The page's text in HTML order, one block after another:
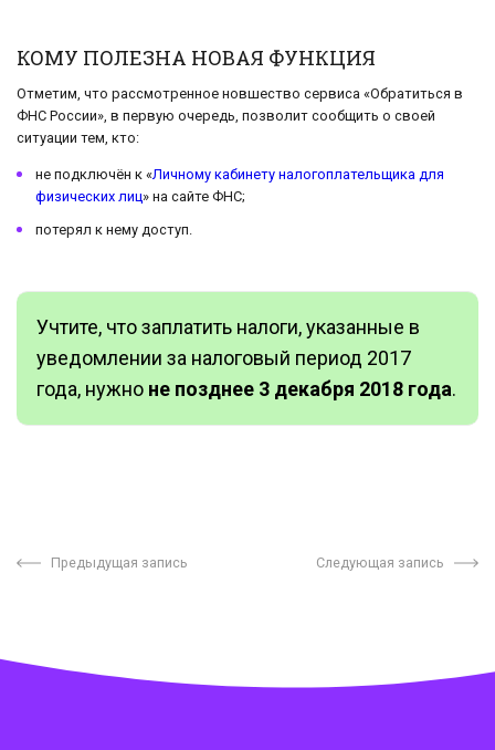
КОМУ ПОЛЕЗНА НОВАЯ ФУНКЦИЯ
Отметим, что рассмотренное новшество сервиса «Обратиться в
ФНС России», в первую очередь, позволит сообщить о своей
ситуации тем, кто:
не подключён к «Личному кабинету налогоплательщика для
физических лиц» на сайте ФНС;
потерял к нему доступ.
Учтите, что заплатить налоги, указанные в
уведомлении за налоговый период 2017
года, нужно не позднее 3 декабря 2018 года.
Предыдущая запись Следующая запись